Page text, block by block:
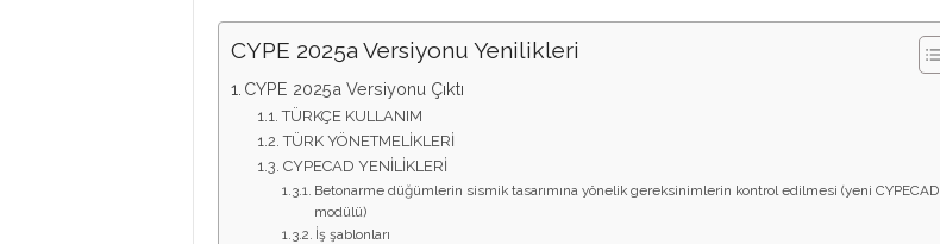
M
CYPE 2025a Versiyonu Yenilikleri
CYPE 2025a Versiyonu Çıktı
TÜRKÇE KULLANIM
TÜRK YÖNETMELİKLERİ
CYPECAD YENİLİKLERİ
Betonarme düğümlerin sismik tasarımına yönelik gereksinimlerin kontrol edilmesi (yeni CYPECAD
modülü)
İş şablonları